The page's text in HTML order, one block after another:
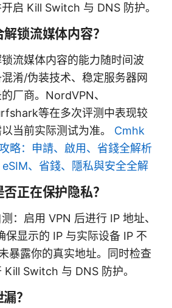
启 Kill Switch 与 DNS 防护。
锁流媒体内容？
流媒体内容的能力随时间波
淆/伪装技术、稳定服务器网
厂商。NordVPN、
等在多次评测中表现较
当前实际测试为准。 Cmhk
略：申請、啟用、省錢全解析
、省錢、隱私與安全全解
正在保护隐私？
：启用 VPN 后进行 IP 地址、
保显示的 IP 与实际设备 IP 不
暴露你的真实地址。同时检查
Switch 与 DNS 防护。
？